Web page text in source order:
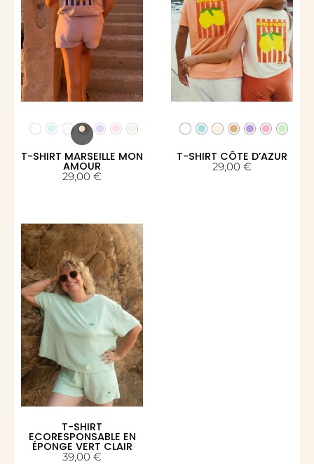
T-SHIRT MARSEILLE MON
AMOUR
29,00 €
T-SHIRT CÔTE D’AZUR
29,00 €
T-SHIRT
ECORESPONSABLE EN
ÉPONGE VERT CLAIR
39,00 €